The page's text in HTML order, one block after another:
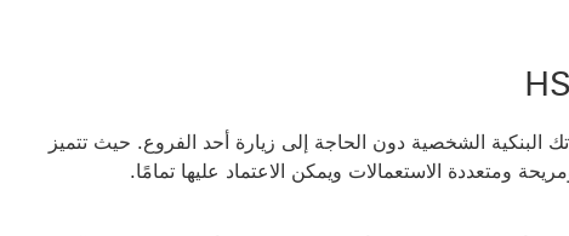
البنكية الشخصية دون الحاجة إلى زيارة أحد الفروع. حيث تتميز
ومتعددة الاستعمالات ويمكن الاعتماد عليها تمامًا.